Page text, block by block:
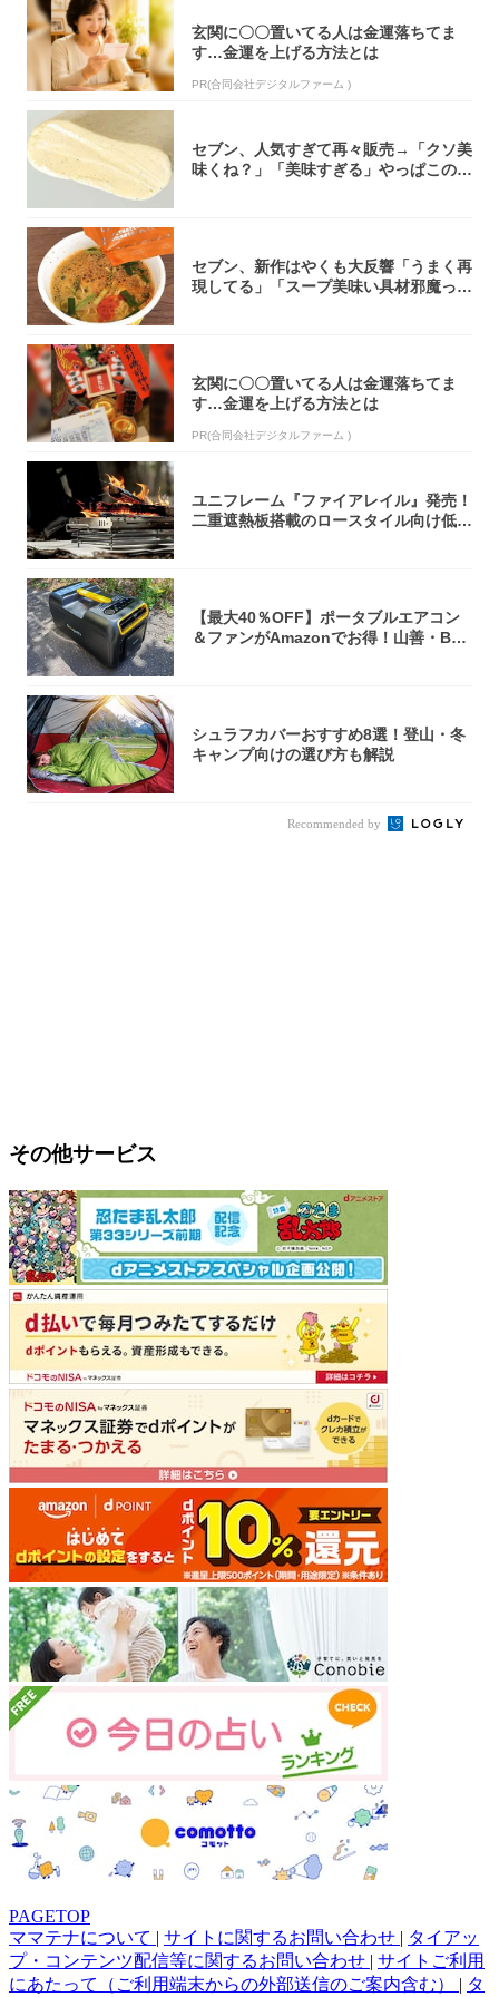
玄関に〇〇置いてる人は金運落ちてま
す…金運を上げる方法とは
PR(合同会社デジタルファーム )
セブン、人気すぎて再々販売→「クソ美
味くね？」「美味すぎる」やっぱこのク
セブン、新作はやくも大反響「うまく再
現してる」「スープ美味い具材邪魔って
玄関に〇〇置いてる人は金運落ちてま
す…金運を上げる方法とは
PR(合同会社デジタルファーム )
ユニフレーム『ファイアレイル』発売！
二重遮熱板搭載のロースタイル向け低型
【最大40％OFF】ポータブルエアコン
＆ファンがAmazonでお得！山善・Bo
シュラフカバーおすすめ8選！登山・冬
キャンプ向けの選び方も解説
Recommended by
その他サービス
PAGETOP
ママテナについて | サイトに関するお問い合わせ | タイアッ
プ・コンテンツ配信等に関するお問い合わせ | サイトご利用
にあたって（ご利用端末からの外部送信のご案内含む） | タ